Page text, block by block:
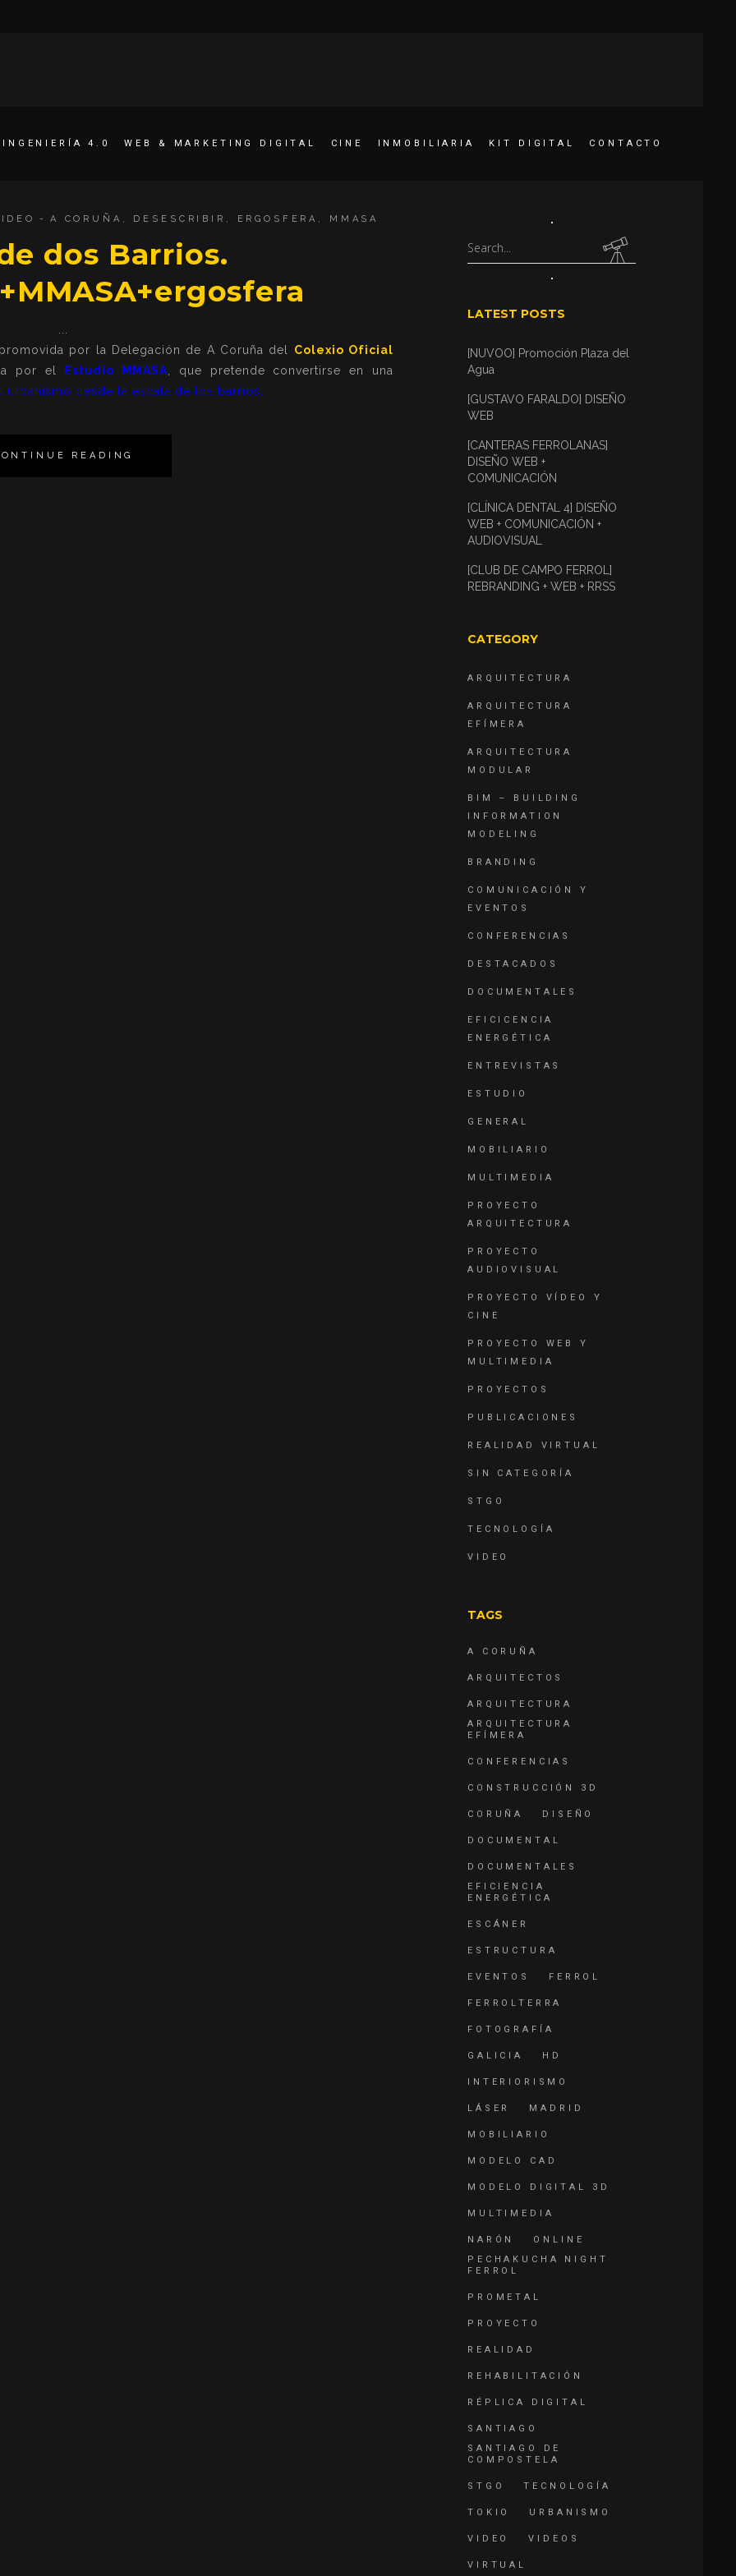
INGENIERÍA 4.0 WEB & MARKETING DIGITAL CINE INMOBILIARIA KIT DIGITAL CONTACTO
A CORUÑA , DESESCRIBIR , ERGOSFERA , MMASA
dos Barrios.
por la Delegación de A Coruña del Colexio Oficial
por el Estudio MMASA , que pretende convertirse en una
desde la escala de los barrios.
READING
Search
LATEST POSTS
[NUVOO] Promoción Plaza del
Agua
[GUSTAVO FARALDO] DISEÑO
WEB
[CANTERAS FERROLANAS]
DISEÑO WEB +
COMUNICACIÓN
[CLÍNICA DENTAL 4] DISEÑO
WEB + COMUNICACIÓN +
AUDIOVISUAL
[CLUB DE CAMPO FERROL]
REBRANDING + WEB + RRSS
CATEGORY
ARQUITECTURA
ARQUITECTURA
EFÍMERA
ARQUITECTURA
MODULAR
BIM – BUILDING
INFORMATION
MODELING
BRANDING
COMUNICACIÓN Y
EVENTOS
CONFERENCIAS
DESTACADOS
DOCUMENTALES
EFICICENCIA
ENERGÉTICA
ENTREVISTAS
ESTUDIO
GENERAL
MOBILIARIO
MULTIMEDIA
PROYECTO
ARQUITECTURA
PROYECTO
AUDIOVISUAL
PROYECTO VÍDEO Y
CINE
PROYECTO WEB Y
MULTIMEDIA
PROYECTOS
PUBLICACIONES
REALIDAD VIRTUAL
SIN CATEGORÍA
STGO
TECNOLOGÍA
VIDEO
TAGS
A CORUÑA
ARQUITECTOS
ARQUITECTURA
ARQUITECTURA
EFÍMERA
CONFERENCIAS
CONSTRUCCIÓN 3D
CORUÑA DISEÑO
DOCUMENTAL
DOCUMENTALES
EFICIENCIA
ENERGÉTICA
ESCÁNER
ESTRUCTURA
EVENTOS FERROL
FERROLTERRA
FOTOGRAFÍA
GALICIA HD
INTERIORISMO
LÁSER MADRID
MOBILIARIO
MODELO CAD
MODELO DIGITAL 3D
MULTIMEDIA
NARÓN
ONLINE
PECHAKUCHA NIGHT
FERROL
PROMETAL
PROYECTO
REALIDAD
REHABILITACIÓN
RÉPLICA DIGITAL
SANTIAGO
SANTIAGO DE
COMPOSTELA
STGO TECNOLOGÍA
TOKIO URBANISMO
VIDEO VIDEOS
VIRTUAL